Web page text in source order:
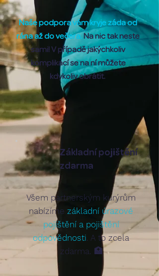
Naše podpora vám kryje záda od
rána až do večera.Na nic tak neste
sami! V případě jakýchkoliv
komplikací se na ní můžete
kdykoliv obrátit.
Základní pojištění
zdarma
Všem partnerským kurýrům
nabízíme základní úrazové
pojištění a pojištění
odpovědnosti. A to zcela
zdarma. 🏥